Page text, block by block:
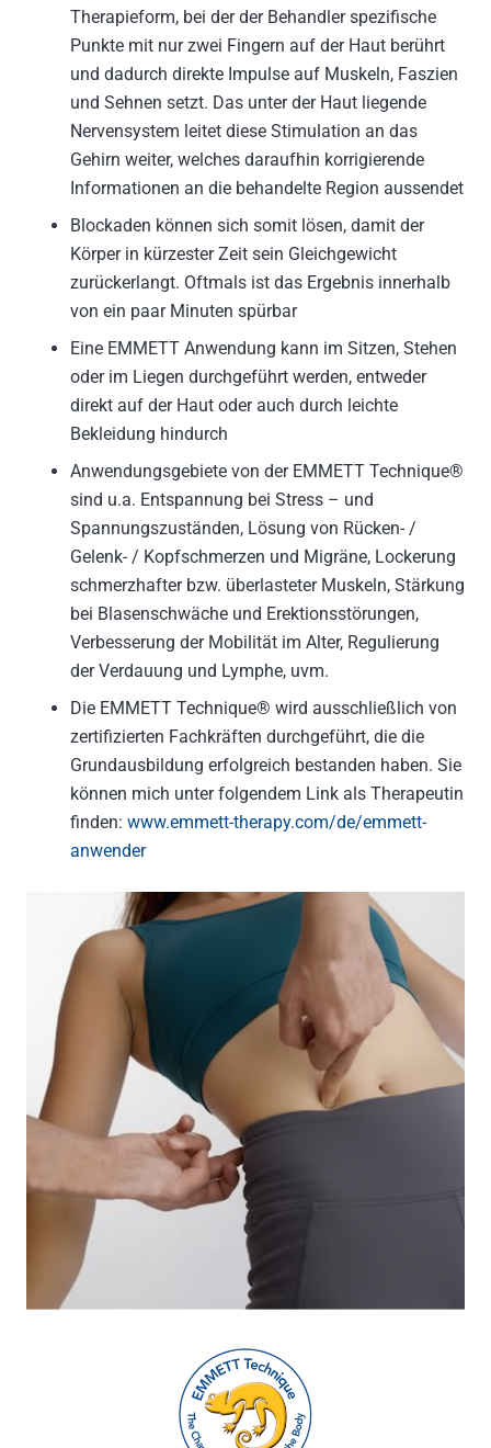
Therapieform, bei der der Behandler spezifische
Punkte mit nur zwei Fingern auf der Haut berührt
und dadurch direkte Impulse auf Muskeln, Faszien
und Sehnen setzt. Das unter der Haut liegende
Nervensystem leitet diese Stimulation an das
Gehirn weiter, welches daraufhin korrigierende
Informationen an die behandelte Region aussendet
Blockaden können sich somit lösen, damit der
Körper in kürzester Zeit sein Gleichgewicht
zurückerlangt. Oftmals ist das Ergebnis innerhalb
von ein paar Minuten spürbar
Eine EMMETT Anwendung kann im Sitzen, Stehen
oder im Liegen durchgeführt werden, entweder
direkt auf der Haut oder auch durch leichte
Bekleidung hindurch
Anwendungsgebiete von der EMMETT Technique®
sind u.a. Entspannung bei Stress – und
Spannungszuständen, Lösung von Rücken- /
Gelenk- / Kopfschmerzen und Migräne, Lockerung
schmerzhafter bzw. überlasteter Muskeln, Stärkung
bei Blasenschwäche und Erektionsstörungen,
Verbesserung der Mobilität im Alter, Regulierung
der Verdauung und Lymphe, uvm.
Die EMMETT Technique® wird ausschließlich von
zertifizierten Fachkräften durchgeführt, die die
Grundausbildung erfolgreich bestanden haben. Sie
können mich unter folgendem Link als Therapeutin
finden: www.emmett-therapy.com/de/emmett-
anwender